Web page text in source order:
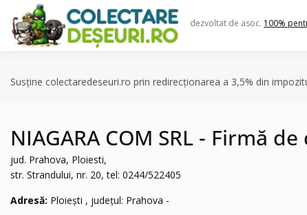
content
dezvoltat de asoc. 100%
Susține colectaredeseuri.ro prin redirecționarea a 3,5% din
NIAGARA COM SRL - Firmă
jud. Prahova, Ploiesti,
str. Strandului, nr. 20, tel: 0244/522405
Adresă: Ploiești , județul: Prahova -